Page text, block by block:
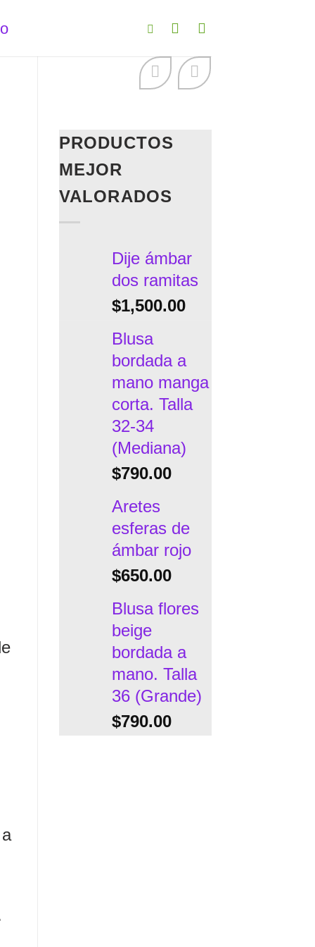
PRODUCTOS
MEJOR
VALORADOS
Dije ámbar
dos ramitas
$1,500.00
Blusa
bordada a
mano manga
corta. Talla
32-34
(Mediana)
$790.00
Aretes
esferas de
ámbar rojo
$650.00
Blusa flores
beige
bordada a
mano. Talla
36 (Grande)
$790.00